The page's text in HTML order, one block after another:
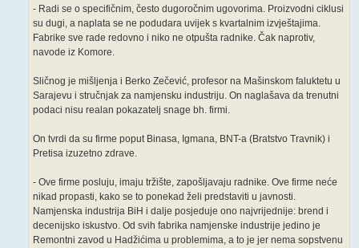
- Radi se o specifičnim, često dugoročnim ugovorima. Proizvodni ciklusi
su dugi, a naplata se ne podudara uvijek s kvartalnim izvještajima.
Fabrike sve rade redovno i niko ne otpušta radnike. Čak naprotiv,
navode iz Komore.
Sličnog je mišljenja i Berko Zečević, profesor na Mašinskom faluktetu u
Sarajevu i stručnjak za namjensku industriju. On naglašava da trenutni
podaci nisu realan pokazatelj snage bh. firmi.
On tvrdi da su firme poput Binasa, Igmana, BNT-a (Bratstvo Travnik) i
Pretisa izuzetno zdrave.
- Ove firme posluju, imaju tržište, zapošljavaju radnike. Ove firme neće
nikad propasti, kako se to ponekad želi predstaviti u javnosti.
Namjenska industrija BiH i dalje posjeduje ono najvrijednije: brend i
decenijsko iskustvo. Od svih fabrika namjenske industrije jedino je
Remontni zavod u Hadžićima u problemima, a to je jer nema sopstvenu